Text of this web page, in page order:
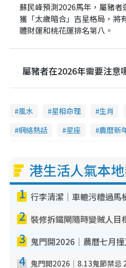
蘇民峰預測2026馬年，屬豬
獲「太歲暗合」吉星格局，將
體財運和桃花運排名第八。
屬豬者在2026年需要注意
風水 星相命理 生肖
網絡熱話
星座 農曆新
港生活人氣本
1
2
3
4